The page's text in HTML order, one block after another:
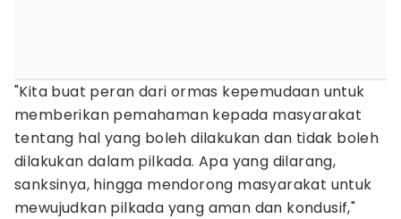
"Kita buat peran dari ormas kepemudaan untuk
memberikan pemahaman kepada masyarakat
tentang hal yang boleh dilakukan dan tidak boleh
dilakukan dalam pilkada. Apa yang dilarang,
sanksinya, hingga mendorong masyarakat untuk
mewujudkan pilkada yang aman dan kondusif,"